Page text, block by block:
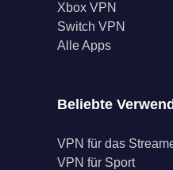
Xbox VPN
Switch VPN
Alle Apps
Beliebte
VPN für das
VPN für Sport